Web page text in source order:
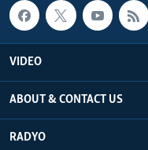
VIDEO
ABOUT & CONTACT US
RADYO